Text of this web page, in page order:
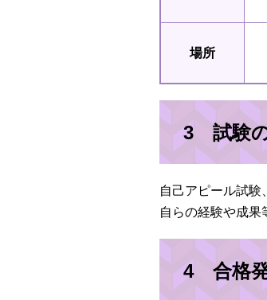
場所
3 試験
自己アピール試験
自らの経験や成果
4 合格